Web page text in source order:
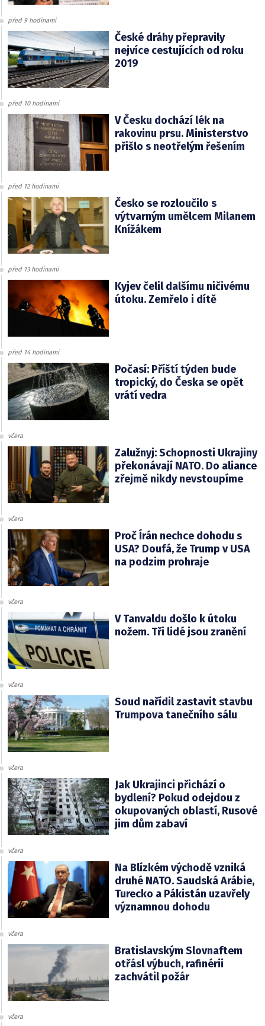
před 9 hodinami
České dráhy přepravily
nejvíce cestujících od roku
2019
před 10 hodinami
V Česku dochází lék na
rakovinu prsu. Ministerstvo
přišlo s neotřelým řešením
před 12 hodinami
Česko se rozloučilo s
výtvarným umělcem Milanem
Knížákem
před 13 hodinami
Kyjev čelil dalšímu ničivému
útoku. Zemřelo i dítě
před 14 hodinami
Počasí: Příští týden bude
tropický, do Česka se opět
vrátí vedra
včera
Zalužnyj: Schopnosti Ukrajiny
překonávají NATO. Do aliance
zřejmě nikdy nevstoupíme
včera
Proč Írán nechce dohodu s
USA? Doufá, že Trump v USA
na podzim prohraje
včera
V Tanvaldu došlo k útoku
nožem. Tři lidé jsou zranění
včera
Soud nařídil zastavit stavbu
Trumpova tanečního sálu
včera
Jak Ukrajinci přichází o
bydlení? Pokud odejdou z
okupovaných oblastí, Rusové
jim dům zabaví
včera
Na Blízkém východě vzniká
druhé NATO. Saudská Arábie,
Turecko a Pákistán uzavřely
významnou dohodu
včera
Bratislavským Slovnaftem
otřásl výbuch, rafinérii
zachvátil požár
včera